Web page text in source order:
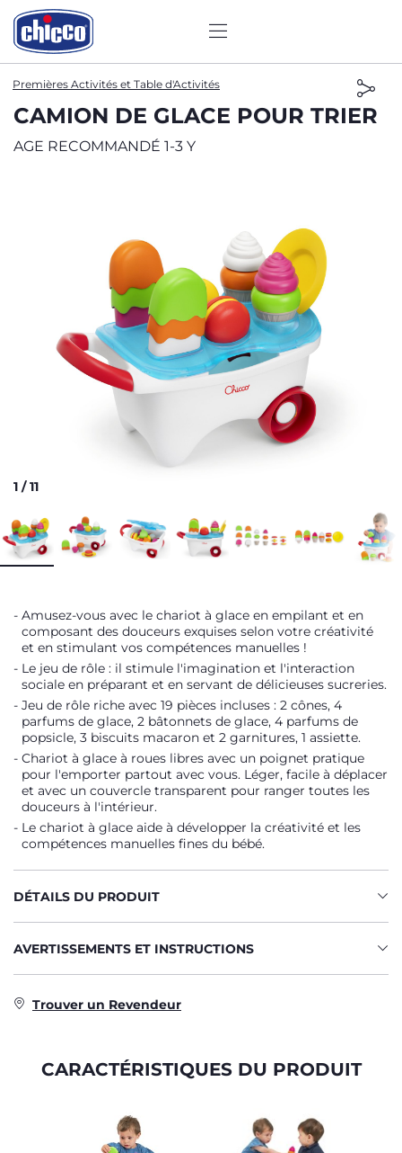
Premières Activités et Table d'Activités
CAMION DE GLACE POUR TRIER
AGE RECOMMANDÉ 1-3 Y
1 /11
Amusez-vous avec le chariot à glace en empilant et en
composant des douceurs exquises selon votre créativité
et en stimulant vos compétences manuelles !
Le jeu de rôle : il stimule l'imagination et l'interaction
sociale en préparant et en servant de délicieuses sucreries.
Jeu de rôle riche avec 19 pièces incluses : 2 cônes, 4
parfums de glace, 2 bâtonnets de glace, 4 parfums de
popsicle, 3 biscuits macaron et 2 garnitures, 1 assiette.
Chariot à glace à roues libres avec un poignet pratique
pour l'emporter partout avec vous. Léger, facile à déplacer
et avec un couvercle transparent pour ranger toutes les
douceurs à l'intérieur.
Le chariot à glace aide à développer la créativité et les
compétences manuelles fines du bébé.
DÉTAILS DU PRODUIT
AVERTISSEMENTS ET INSTRUCTIONS
Trouver un Revendeur
CARACTÉRISTIQUES DU PRODUIT